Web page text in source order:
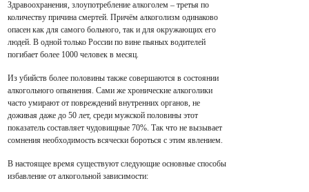
Здравоохранения, злоупотребление алкоголем – третья по
количеству причина смертей. Причём алкоголизм одинаково
опасен как для самого больного, так и для окружающих его
людей. В одной только России по вине пьяных водителей
погибает более 1000 человек в месяц.
Из убийств более половины также совершаются в состоянии
алкогольного опьянения. Сами же хронические алкоголики
часто умирают от повреждений внутренних органов, не
доживая даже до 50 лет, среди мужской половины этот
показатель составляет чудовищные 70%. Так что не вызывает
сомнения необходимость всячески бороться с этим явлением.
В настоящее время существуют следующие основные способы
избавление от алкогольной зависимости: